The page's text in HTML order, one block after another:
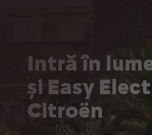
Intră în
și Easy
Citroën